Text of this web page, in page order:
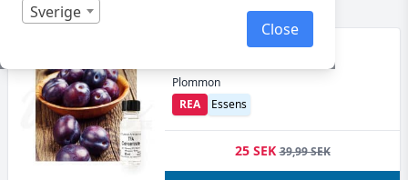
Sverige
Close
Visar 35 produkter av 80 totalt
TFA - Plum (PG) (Essens,
Plommon
Essens
REA
25 SEK 39,99 SEK